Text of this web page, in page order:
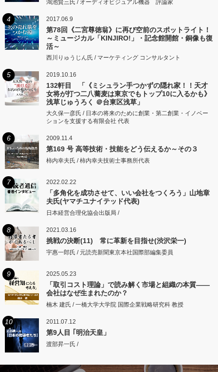
鴻池賢三氏 / オーディオビジュアル機器 評論家
4 2017.06.9
第78回《二宮尊徳翁》に再び空前のスポットライト！
～ミュージカル「KINJIRO!」・記念館開館・銅像も復
活～
西川りゅうじん氏 / マーケティング コンサルタント
5 2019.10.16
132軒目 「《ミシュラン手つかずの隠れ家！！天才
女将が打つ二八蕎麦は東京でもトップ10に入るかも》
浅草じゅうろく ＠台東区浅草」
大久保一彦氏 / 日本の将来のために創業・第二創業・イノベー
ションを支援する有限会社 代表
6 2009.11.4
第169 号 高等技術・技能をどう伝えるか～その３
柿内幸夫氏 / 柿内幸夫技術士事務所代表
7 2022.02.22
「多角化を成功させて、いい会社をつくろう」山地章
夫氏(ヤマチユナイテッド代表)
日本経営合理化協会出版局 /
8 2021.03.16
挑戦の決断(11) 常に革新を目指せ(渋沢栄一)
宇惠一郎氏 / 元読売新聞東京本社国際部編集委員
9 2025.05.23
「取引コスト理論」で読み解く市場と組織の本質――
会社はなぜ生まれたのか？
楠木 建氏 / 一橋大学大学院 国際企業戦略研究科 教授
10 2011.07.12
第9人目 ｢明治天皇」
渡部昇一氏 /